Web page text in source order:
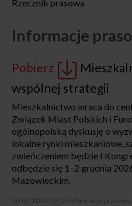
Rzecznik prasowa
Informacje
Pobierz
wspólnej strategii
Mieszkalnictwo wraca do
Związek Miast Polskich i
ogólnopolską dyskusję o
lokalne rynki mieszkaniowe,
zwieńczeniem będzie I
odbędzie się 1–2 grudnia
Mazowieckim.
30.07.2026 09:03 informacje prasowe